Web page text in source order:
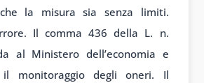
la misura sia senza limiti.
Il comma 436 della L. n.
al Ministero dell’economia e
monitoraggio degli oneri. Il